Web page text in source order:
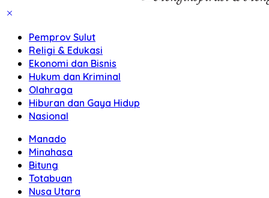
Pemprov Sulut
Religi & Edukasi
Ekonomi dan Bisnis
Hukum dan Kriminal
Olahraga
Hiburan dan Gaya Hidup
Nasional
Manado
Minahasa
Bitung
Totabuan
Nusa Utara